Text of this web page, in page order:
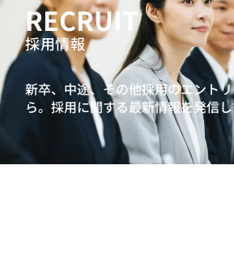
RECRUIT
採用情報
新卒、中途、その他採用のエント
ら。採用に関する最新情報を発信